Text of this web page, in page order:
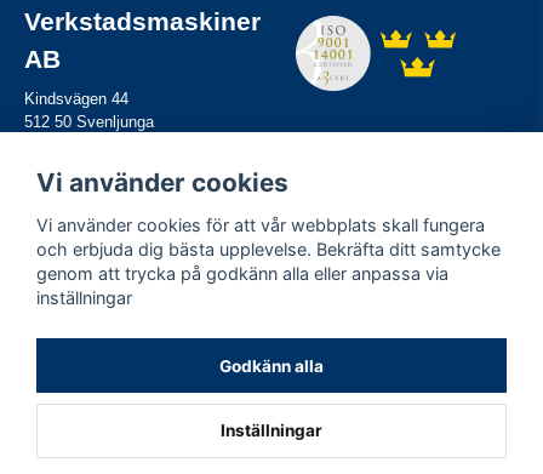
Verkstadsmaskiner
AB
Kindsvägen 44
512 50 Svenljunga
Mail:
info@licato.se
Information
Hyra maskiner
Sälja maskiner
Vi använder cookies
Vi använder cookies för att vår webbplats skall fungera
och erbjuda dig bästa upplevelse. Bekräfta ditt samtycke
genom att trycka på godkänn alla eller anpassa via
inställningar
Godkänn alla
Inställningar